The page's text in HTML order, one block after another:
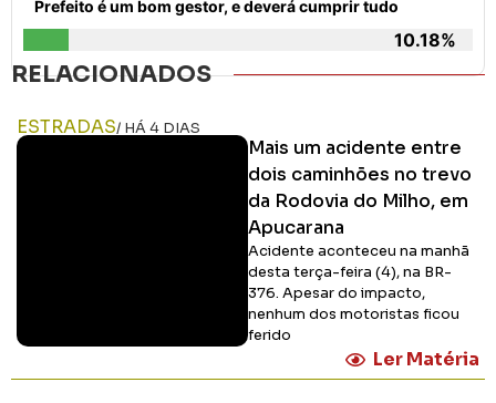
Prefeito é um bom gestor, e deverá cumprir tudo
10.18%
RELACIONADOS
ESTRADAS/ HÁ 4 DIAS
Mais um acidente entre
dois caminhões no trevo
da Rodovia do Milho, em
Apucarana
Acidente aconteceu na manhã
desta terça-feira (4), na BR-
376. Apesar do impacto,
nenhum dos motoristas ficou
ferido
Ler Matéria